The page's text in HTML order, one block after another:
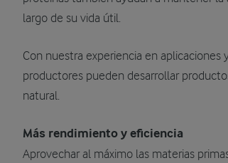
largo de su vida útil.
Con nuestra experiencia en
productores pueden desarrollar
natural.
Más rendimiento y eficiencia
Aprovechar al máximo las materias